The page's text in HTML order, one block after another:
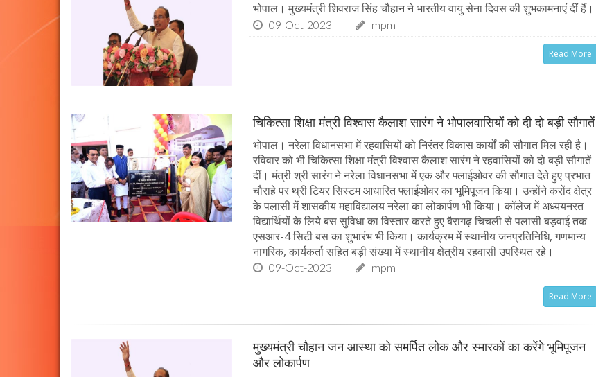
भोपाल। मुख्यमंत्री शिवराज सिंह चौहान ने भारतीय वायु सेना दिवस की शुभकामनाएं दीं हैं।
09-Oct-2023 mpm
Read More
चिकित्सा शिक्षा मंत्री विश्वास कैलाश सारंग ने भोपालवासियों को दी दो बड़ी सौगातें
भोपाल। नरेला विधानसभा में रहवासियों को निरंतर विकास कार्यों की सौगात मिल रही है।
रविवार को भी चिकित्सा शिक्षा मंत्री विश्वास कैलाश सारंग ने रहवासियों को दो बड़ी सौगातें
दीं। मंत्री श्री सारंग ने नरेला विधानसभा में एक और फ्लाईओवर की सौगात देते हुए प्रभात
चौराहे पर थ्री टियर सिस्टम आधारित फ्लाईओवर का भूमिपूजन किया। उन्होंने करोंद क्षेत्र
के पलासी में शासकीय महाविद्यालय नरेला का लोकार्पण भी किया। कॉलेज में अध्ययनरत
विद्यार्थियों के लिये बस सुविधा का विस्तार करते हुए बैरागढ़ चिचली से पलासी बड़वाई तक
एसआर-4 सिटी बस का शुभारंभ भी किया। कार्यक्रम में स्थानीय जनप्रतिनिधि, गणमान्य
नागरिक, कार्यकर्ता सहित बड़ी संख्या में स्थानीय क्षेत्रीय रहवासी उपस्थित रहे।
09-Oct-2023 mpm
Read More
मुख्यमंत्री चौहान जन आस्था को समर्पित लोक और स्मारकों का करेंगे भूमिपूजन
और लोकार्पण